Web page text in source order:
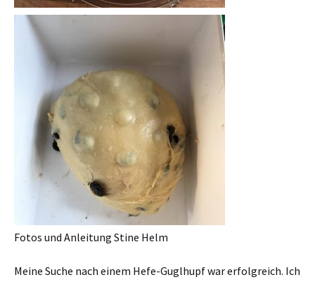
Fotos und Anleitung Stine Helm
Meine Suche nach einem Hefe-Guglhupf war erfolgreich. Ich